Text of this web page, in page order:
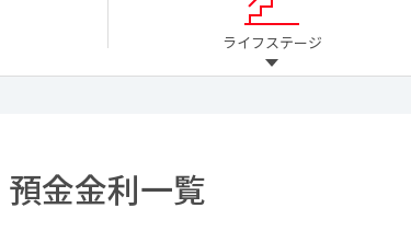
ライフステージ
預金金利一覧